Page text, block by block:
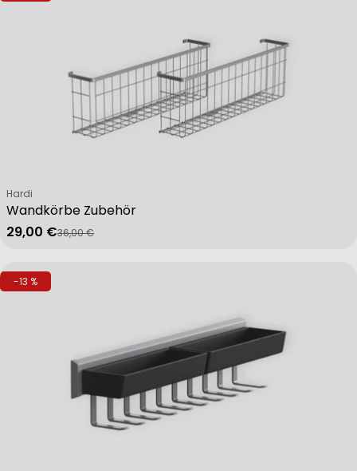
Wandkörbe Zubehör
Verkäufer:
Hardi
Verkaufspreis
29,00 €
Regulärer Preis
36,00 €
-13 %